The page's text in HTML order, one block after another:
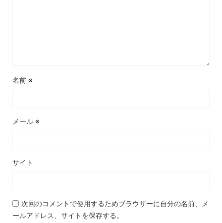
名前 ※
メール ※
サイト
次回のコメントで使用するためブラウザーに自分の名前、メ
ールアドレス、サイトを保存する。